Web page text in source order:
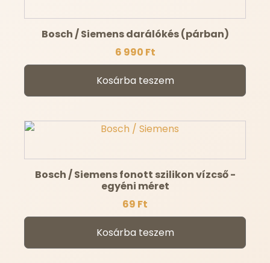
Bosch / Siemens darálókés (párban)
6 990 Ft
Kosárba teszem
Bosch / Siemens fonott szilikon vízcső -
egyéni méret
69 Ft
Kosárba teszem